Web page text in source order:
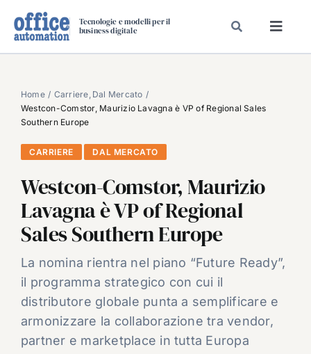
Tecnologie e modelli per il
business digitale
SPECIAL PAPER
TAVOLE ROTONDE DI REDAZIONE
DAL MERCATO
VIDEO
EVENTI
CHI SIAMO
Home Carriere Dal Mercato
Westcon-Comstor, Maurizio Lavagna è VP of Regional Sales
Southern Europe
CARRIERE DAL MERCATO
Westcon-Comstor, Maurizio
Lavagna è VP of Regional
Sales Southern Europe
La nomina rientra nel piano “Future Ready”,
il programma strategico con cui il
distributore globale punta a semplificare e
armonizzare la collaborazione tra vendor,
partner e marketplace in tutta Europa